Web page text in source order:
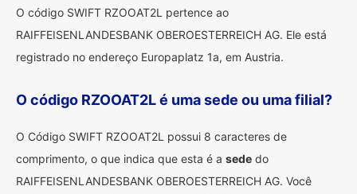
O código SWIFT RZOOAT2L pertence ao
RAIFFEISENLANDESBANK OBEROESTERREICH AG. Ele está
registrado no endereço Europaplatz 1a, em Austria.
O código RZOOAT2L é uma sede ou uma filial?
O Código SWIFT RZOOAT2L possui 8 caracteres de
comprimento, o que indica que esta é a sede do
RAIFFEISENLANDESBANK OBEROESTERREICH AG. Você